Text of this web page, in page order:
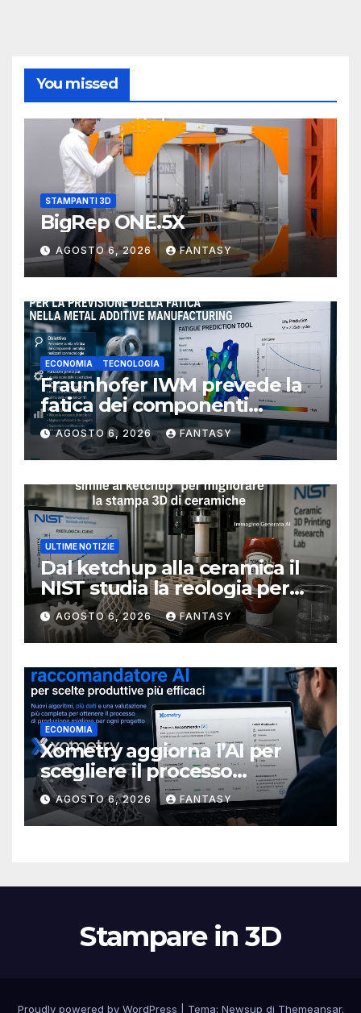
You missed
STAMPANTI 3D
BigRep ONE.5X
AGOSTO 6, 2026 FANTASY
ECONOMIA TECNOLOGIA
Fraunhofer IWM prevede la
fatica dei componenti
metallici stampati in 3D
AGOSTO 6, 2026 FANTASY
ULTIME NOTIZIE
Dal ketchup alla ceramica il
NIST studia la reologia per
rendere più affidabile la
stampa 3D
AGOSTO 6, 2026 FANTASY
ECONOMIA
Xometry aggiorna l’AI per
scegliere il processo
produttivo più adatto
AGOSTO 6, 2026 FANTASY
Stampare in 3D
Proudly powered by WordPress Tema: Newsup di Themeansar.